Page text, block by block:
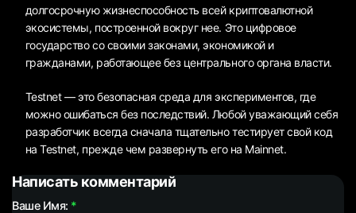
долгосрочную жизнеспособность всей криптовалютной
экосистемы, построенной вокруг нее. Это цифровое
государство со своими законами, экономикой и
гражданами, работающее без центрального органа власти.
Testnet — это безопасная среда для экспериментов, где
можно ошибаться без последствий. Любой уважающий себя
разработчик всегда сначала тщательно тестирует свой код
на Testnet, прежде чем развернуть его на Mainnet.
Написать комментарий
Ваше Имя: